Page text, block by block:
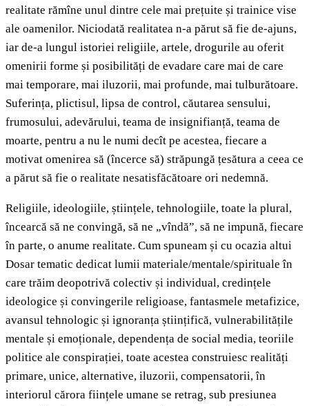
realitate rămîne unul dintre cele mai prețuite și trainice vise
ale oamenilor. Niciodată realitatea n-a părut să fie de-ajuns,
iar de-a lungul istoriei religiile, artele, drogurile au oferit
omenirii forme și posibilități de evadare care mai de care
mai temporare, mai iluzorii, mai profunde, mai tulburătoare.
Suferința, plictisul, lipsa de control, căutarea sensului,
frumosului, adevărului, teama de insignifianță, teama de
moarte, pentru a nu le numi decît pe acestea, fiecare a
motivat omenirea să (încerce să) străpungă țesătura a ceea ce
a părut să fie o realitate nesatisfăcătoare ori nedemnă.
Religiile, ideologiile, științele, tehnologiile, toate la plural,
încearcă să ne convingă, să ne „vîndă”, să ne impună, fiecare
în parte, o anume realitate. Cum spuneam și cu ocazia altui
Dosar tematic dedicat lumii materiale/mentale/spirituale în
care trăim deopotrivă colectiv și individual, credințele
ideologice și convingerile religioase, fantasmele metafizice,
avansul tehnologic și ignoranța științifică, vulnerabilitățile
mentale și emoționale, dependența de social media, teoriile
politice ale conspirației, toate acestea construiesc realități
primare, unice, alternative, iluzorii, compensatorii, în
interiorul cărora ființele umane se retrag, sub presiunea